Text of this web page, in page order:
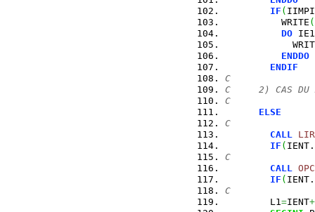
IF (
          WRITE
(
DO IE1
ENDDO
ENDIF
C
C     2) CAS DU
C
ELSE
C
CALL
IF ( IENT.
C
CALL
IF ( IENT.
C
        L1
=IENT+